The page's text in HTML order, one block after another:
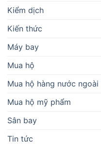
Kiểm dịch
Kiến thức
Máy bay
Mua hộ
Mua hộ hàng nước ngoài
Mua hộ mỹ phẩm
Sân bay
Tin tức